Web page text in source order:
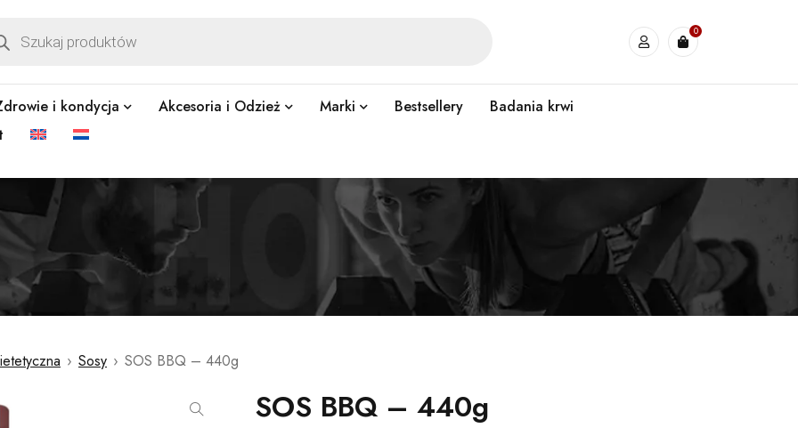
0
i kondycja Akcesoria i Odzież Marki Bestsellery
Badania krwi
› Sosy › SOS BBQ – 440g
SOS BBQ – 440g